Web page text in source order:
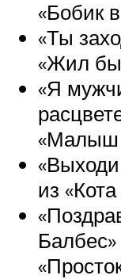
«Бобик
«Ты
«Жил
«Я
«Малыш
из
Балбес»